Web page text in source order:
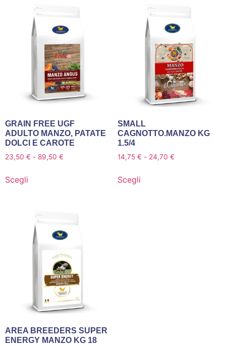
GRAIN FREE UGF
ADULTO MANZO, PATATE
DOLCI E CAROTE
23,50 € - 89,50 €
Scegli
SMALL
CAGNOTTO.MANZO KG
1.5/4
14,75 € - 24,70 €
Scegli
AREA BREEDERS SUPER
ENERGY MANZO KG 18